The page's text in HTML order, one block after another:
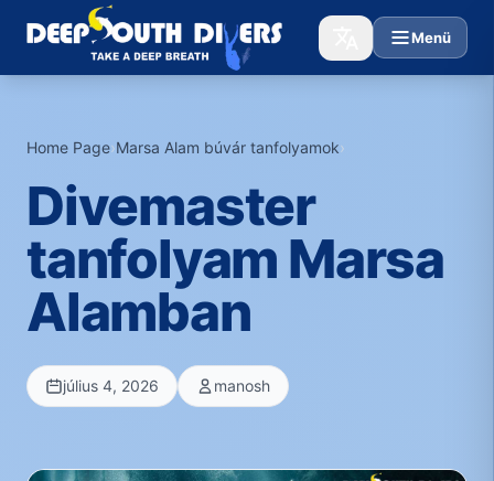
Menü
Home Page›Marsa Alam búvár tanfolyamok›
Divemaster
tanfolyam Marsa
Alamban
július 4, 2026 manosh